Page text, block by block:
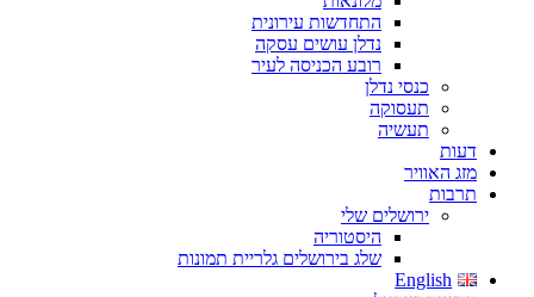
התחדשות עירונית
נדלן עושים עסקה
רובע הכניסה לעיר
כנסי נדלן
תעסוקה
תעשיה
דעות
מזג האוויר
תרבות
ירושלים שלי
היסטוריה
שלג בירושלים גלריית תמונות
English